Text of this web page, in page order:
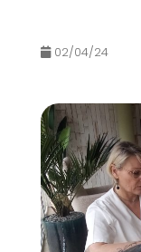
02/04/24